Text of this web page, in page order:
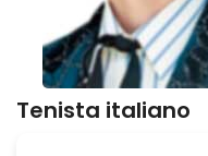
Tenista italiano